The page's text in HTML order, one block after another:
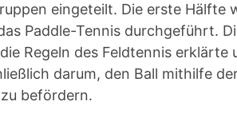
eingeteilt. Die erste Hälfte
Paddle-Tennis durchgeführt.
Regeln des Feldtennis erklärte
darum, den Ball mithilfe
befördern.